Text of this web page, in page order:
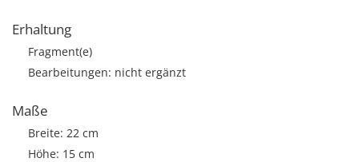
Erhaltung
Fragment(e)
Bearbeitungen: nicht ergänzt
Maße
Breite: 22 cm
Höhe: 15 cm